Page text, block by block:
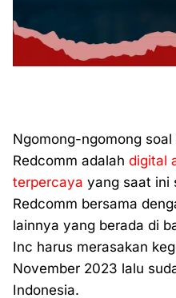
Ngomong-ngomong
Redcomm adalah digital
terpercaya yang saat ini
Redcomm bersama
lainnya yang berada di
Inc harus merasakan
November 2023 lalu
Indonesia.